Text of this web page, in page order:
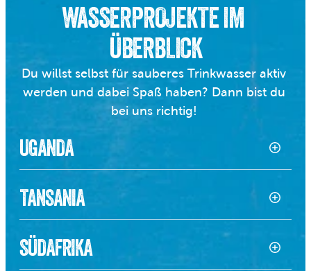
WASSERPROJEKTE IM
ÜBERBLICK
Du willst selbst für sauberes Trinkwasser aktiv
werden und dabei Spaß haben? Dann bist du
bei uns richtig!
UGANDA
TANSANIA
SÜDAFRIKA